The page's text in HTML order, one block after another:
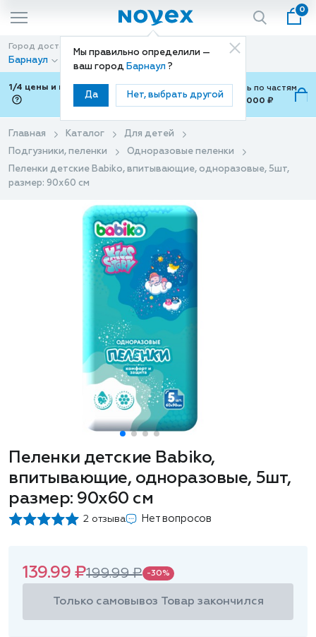
Мы правильно определили —
ваш город Барнаул ?
Да Нет, выбрать другой
0
Город доставки
Барнаул
Способ доставки
Доставка
1/4 цены и покупки ваши с Подели
Можно оплатить по частям
от 700 ₽ до 15,000 ₽
Главная Каталог
Для детей
Подгузники, пеленки
Одноразовые пеленки
Пеленки детские Babiko, впитывающие, одноразовые, 5шт,
размер: 90х60 см
Пеленки детские Babiko,
впитывающие, одноразовые, 5шт,
размер: 90х60 см
2 отзыва Нет вопросов
139.99 ₽199.99 ₽ -30%
Только самовывоз Товар закончился